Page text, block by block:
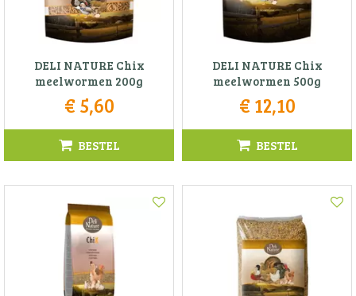
DELI NATURE Chix
meelwormen 200g
€ 5,60
BESTEL
DELI NATURE Chix
meelwormen 500g
€ 12,10
BESTEL